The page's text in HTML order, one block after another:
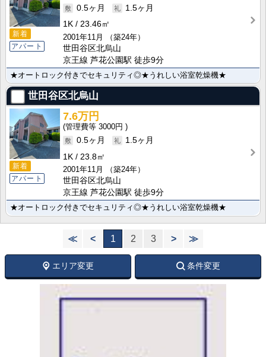
新着
アパート
0.5ヶ月
1.5ヶ月
1K
23.46㎡
2001年11月
（築24年）
世田谷区北烏山
京王線 芦花公園駅 徒歩9分
★オートロック付きでセキュリティ◎★うれしい浴室乾燥機★
世田谷区北烏山
新着
アパート
7.6万円
3000円
0.5ヶ月
1.5ヶ月
1K
23.8㎡
2001年11月
（築24年）
世田谷区北烏山
京王線 芦花公園駅 徒歩9分
★オートロック付きでセキュリティ◎★うれしい浴室乾燥機★
≪ < 1 2 3 > ≫
エリア変更 条件変更